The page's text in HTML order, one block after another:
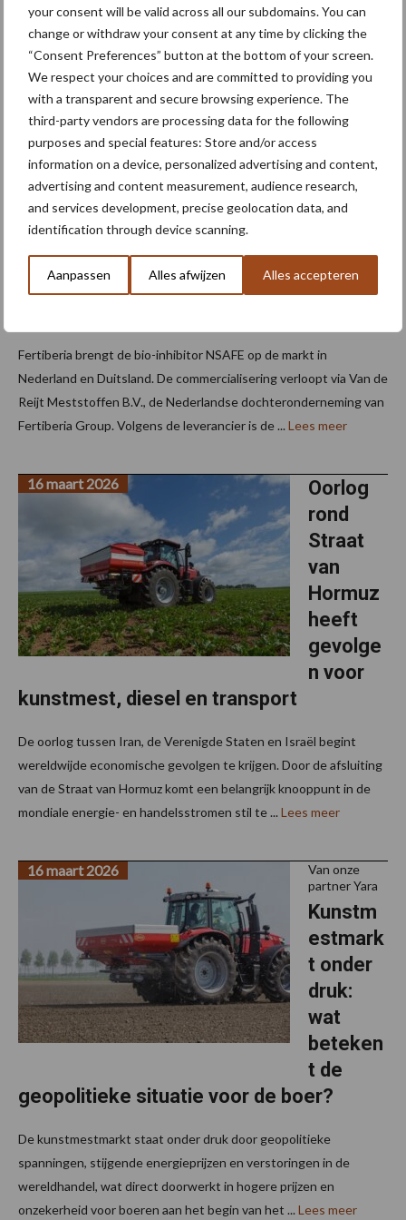
your consent will be valid across all our subdomains. You can
change or withdraw your consent at any time by clicking the
“Consent Preferences” button at the bottom of your screen.
We respect your choices and are committed to providing you
with a transparent and secure browsing experience. The
third-party vendors are processing data for the following
purposes and special features: Store and/or access
information on a device, personalized advertising and content,
advertising and content measurement, audience research,
and services development, precise geolocation data, and
identification through device scanning.
Aanpassen Alles afwijzen Alles accepteren
die regels complex. Daardoor bestaat de kans dat je niet alle
beschikbare fosfaat- en stikstofruimte ...Lees meer
NSAFE
beperkt
stikstof
verlieze
n en
eund
bodemg
18 maart 2026
Fertiberia brengt de bio-inhibitor NSAFE op de markt in
Nederland en Duitsland. De commercialisering verloopt via Van de
Reijt Meststoffen B.V., de Nederlandse dochteronderneming van
Fertiberia Group. Volgens de leverancier is de ... Lees meer
Oorlog
rond
Straat
van
Hormuz
heeft
gevolge
n voor
kunstmest, diesel en transport
16 maart 2026
De oorlog tussen Iran, de Verenigde Staten en Israël begint
wereldwijde economische gevolgen te krijgen. Door de afsluiting
van de Straat van Hormuz komt een belangrijk knooppunt in de
mondiale energie- en handelsstromen stil te ... Lees meer
Van onze
partner Yara
Kunstm
estmark
t onder
druk:
wat
beteken
t de
geopolitieke situatie voor de boer?
16 maart 2026
De kunstmestmarkt staat onder druk door geopolitieke
spanningen, stijgende energieprijzen en verstoringen in de
wereldhandel, wat direct doorwerkt in hogere prijzen en
onzekerheid voor boeren aan het begin van het ... Lees meer